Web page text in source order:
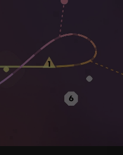
podemos superar nuestra
y otros juegos similares.
anuncios forzados e
de 6,99 $ elimina todos los
es
pero como en muchos
rápidamente, sobre
de juego adicionales.
movimiento también
errores al fusionar fichas.